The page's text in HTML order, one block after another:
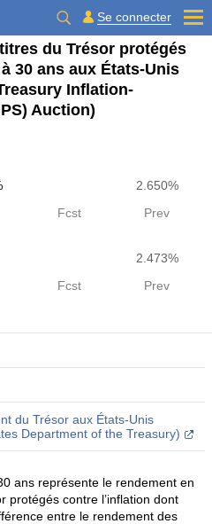
Se connecter
du Trésor protégés
30 ans aux États-Unis
Inflation-
Auction)
2.650%
Fcst Prev
2.473%
Fcst Prev
du Trésor aux États-Unis
Department of the Treasury)
ans représente le rendement en
protégés contre l’inflation dont
entre le rendement des